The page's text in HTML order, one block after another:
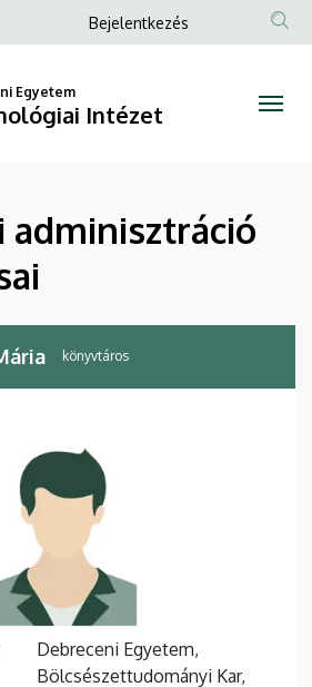
Anonim
menüje
Bejelentkezés
Egyetem
Intézet
adminisztráció
könyvtáros
Debreceni Egyetem,
Bölcsészettudományi Kar,